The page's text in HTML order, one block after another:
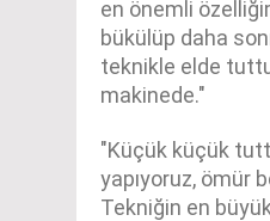
en önemli
bükülüp daha
teknikle elde
makinede."
"Küçük küçük
yapıyoruz, ömür
Tekniğin en